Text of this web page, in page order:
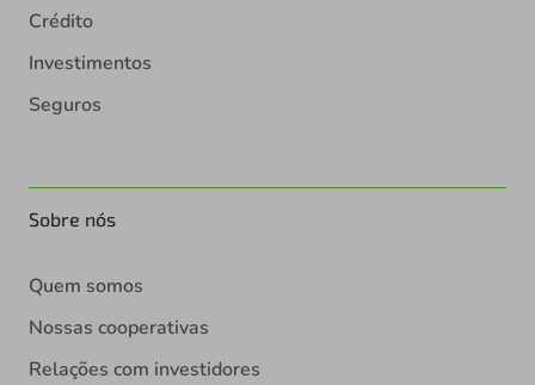
Crédito
Investimentos
Seguros
Sobre nós
Quem somos
Nossas cooperativas
Relações com investidores